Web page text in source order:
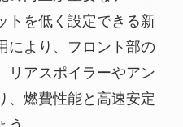
トを低く設定できる新
により、フロント部の
リアスポイラーやアン
、燃費性能と高速安定